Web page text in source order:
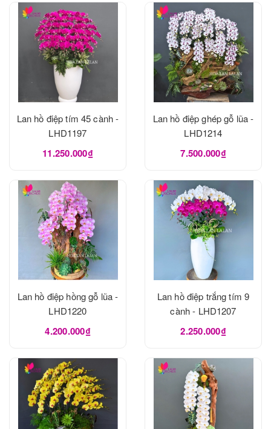
Lan hồ điệp tím 45 cành -
LHD1197
11.250.000₫
Lan hồ điệp ghép gỗ lũa -
LHD1214
7.500.000₫
Lan hồ điệp hồng gỗ lũa -
LHD1220
4.200.000₫
Lan hồ điệp trắng tím 9
cành - LHD1207
2.250.000₫